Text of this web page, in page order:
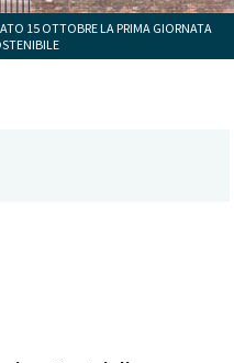
15 OTTOBRE LA PRIMA GIORNATA